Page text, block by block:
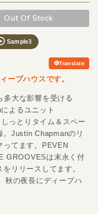
Out Of Stock
Sample3
Translate
ープハウスです。
大な影響を受ける
よるユニット
っとりタイム＆スペー
。Justin Chapmanのリ
ってます。PEVEN
GROOVESは末永く付
リリースしてます。
の夜長にディープハ